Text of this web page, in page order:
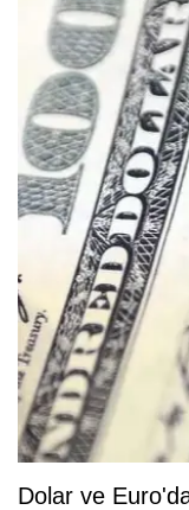
Dolar ve